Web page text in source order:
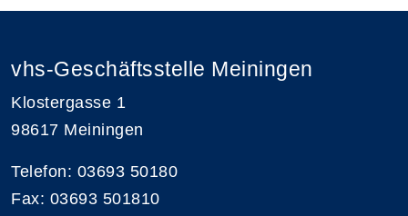
vhs-Geschäftsstelle Meiningen
Klostergasse 1
98617 Meiningen
Telefon: 03693 50180
Fax: 03693 501810